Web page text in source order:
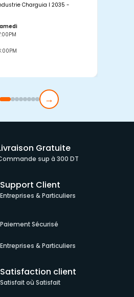
Charguia I 2035 -
→
Gratuite
sup à 300 DT
Support Client
Entreprises & Particuliers
Paiement Sécurisé
Entreprises & Particuliers
Satisfaction client
Satisfait où Satisfait